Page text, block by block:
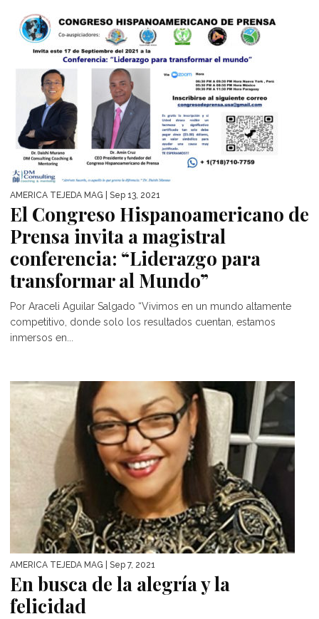
AMÉRICA TEJEDA MAG | Sep 13, 2021
El Congreso Hispanoamericano de
Prensa invita a magistral
conferencia: “Liderazgo para
transformar al Mundo”
Por Araceli Aguilar Salgado “Vivimos en un mundo altamente
competitivo, donde solo los resultados cuentan, estamos
inmersos en...
AMÉRICA TEJEDA MAG | Sep 7, 2021
En busca de la alegría y la
felicidad